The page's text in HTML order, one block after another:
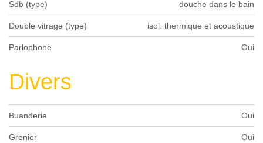
Sdb (type) douche dans le bain
Double vitrage (type) isol. thermique et acoustique
Parlophone Oui
Divers
Buanderie Oui
Grenier Oui